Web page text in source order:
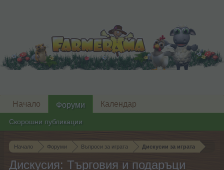
Начало Форуми Въпроси за играта Дискусии за играта
Дискусия: Търговия и подаръци
Начало Форуми
Скорошни публикации
Календар